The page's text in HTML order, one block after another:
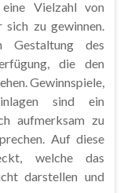
Vielzahl von
sich zu gewinnen.
Gestaltung des
die den
Gewinnspiele,
sind ein
aufmerksam zu
Auf diese
welche das
darstellen und